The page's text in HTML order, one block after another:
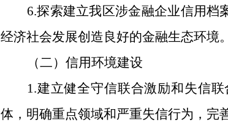
6.探索建立我区涉金融企业信用档
经济社会发展创造良好的金融生态环境。
（二）信用环境建设
1.建立健全守信联合激励和失信
体，明确重点领域和严重失信行为，完